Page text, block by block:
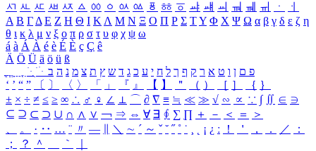
ㅺ ㅻ ㅼ ㅽ ㅾ ㅿ ㆀ ㆁ ㆂ ㆃ ㆄ ㆅ ㆆ ㆇ ㆈ ㆉ ㆊ ㆋ ㆌ ㆍ
ㆎ
Α Β ΓΔ Ε Ζ Η Θ Ι ΚΛ Μ Ν Ξ Ο Π Ρ Σ ΤΥ Φ Χ Ψ Ω α β γ δ ε ζ η
θ ι κ λ μ ν ξ ο π ρ σ τ υ φ χ ψ ω
á à Á À é è É È ç Ç ê
Ä Ö Ü ä ö ü ß
ִֶֹ ֻּ ׁׂ פ ם ן ו ט א ר ק ף ך ל ח י ע כ ג ד ש ץ ת צ מ נ ה ב
‘ ’ “ ” 〔 〕 〈 〉 「 」 『 』 【 】 ＂ （ ） ［ ］ ｛ ｝
± × ÷ ≠ ≤ ≥ ∞ ∴ ♂ ♀ ∠ ⊥ ⌒ ∂ ∇ ≡ ≒ ≪ ≫ √ ∽ ∝ ∵ ∫ ∬ ∈ ∋
⊆ ⊇ ⊂ ⊃ ∪ ∩ ∧ ∨ ￢ ⇒ ⇔ ∀ ∃ ∮ ∑ ∏ ＋ － ＜ ＝
＞
、
。 · ‥ … ¨ 〃 ― ＼ ∼ ´ ～ ˇ ˘ ˝ ˚ ˙ ¸ ¡ ¿ ː ！ ＇ ， ． ／
：
；
？ ＾ ｀